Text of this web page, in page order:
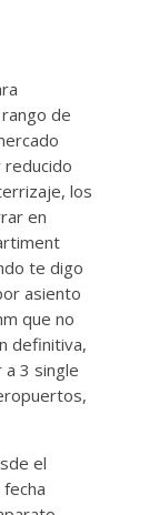
de
reducido
los
en
te digo
asiento
que no
definitiva,
3 single
el